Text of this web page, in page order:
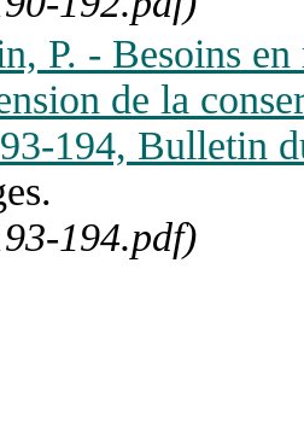
P. - Besoins en
de la
194, Bulletin
194.pdf)